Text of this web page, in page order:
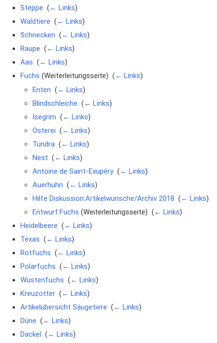
Steppe (← Links)
Waldtiere (← Links)
Schnecken (← Links)
Raupe (← Links)
Aas (← Links)
Fuchs (Weiterleitungsseite) ‎ (← Links)
Enten ‎(← Links)
Blindschleiche ‎(← Links)
Isegrim ‎(← Links)
Osterei ‎(← Links)
Tundra ‎(← Links)
Nest ‎(← Links)
Antoine de Saint-Exupéry‎(← Links)
Auerhuhn ‎(← Links)
Hilfe Diskussion:Artikelwünsche/Archiv 2018 ‎(← Links)
Entwurf:Fuchs (Weiterleitungsseite) ‎(← Links)
Heidelbeere (← Links)
Texas (← Links)
Rotfuchs (← Links)
Polarfuchs (← Links)
Wüstenfuchs (← Links)
Kreuzotter‎ (← Links)
Artikelübersicht Säugetiere (← Links)
Düne (← Links)
Dackel (← Links)